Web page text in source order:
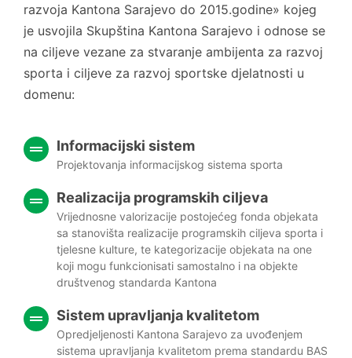
razvoja Kantona Sarajevo do 2015.godine» kojeg
je usvojila Skupština Kantona Sarajevo i odnose se
na ciljeve vezane za stvaranje ambijenta za razvoj
sporta i ciljeve za razvoj sportske djelatnosti u
domenu:
Informacijski sistem
Projektovanja informacijskog sistema sporta
Realizacija programskih ciljeva
Vrijednosne valorizacije postojećeg fonda objekata
sa stanovišta realizacije programskih ciljeva sporta i
tjelesne kulture, te kategorizacije objekata na one
koji mogu funkcionisati samostalno i na objekte
društvenog standarda Kantona
Sistem upravljanja kvalitetom
Opredjeljenosti Kantona Sarajevo za uvođenjem
sistema upravljanja kvalitetom prema standardu BAS